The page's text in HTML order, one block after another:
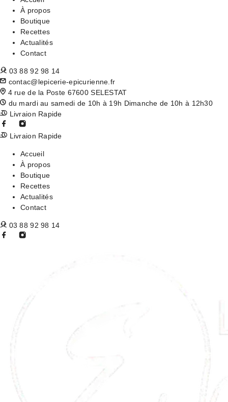
À propos
Boutique
Recettes
Actualités
Contact
03 88 92 98 14
contac@lepicerie-epicurienne.fr
4 rue de la Poste 67600 SELESTAT
du mardi au samedi de 10h à 19h Dimanche de 10h à 12h30
Livraion Rapide
Livraion Rapide
Accueil
À propos
Boutique
Recettes
Actualités
Contact
03 88 92 98 14